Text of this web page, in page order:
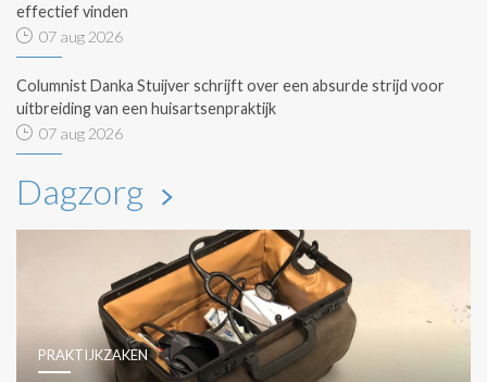
effectief vinden
07 aug 2026
Columnist Danka Stuijver schrijft over een absurde strijd voor
uitbreiding van een huisartsenpraktijk
07 aug 2026
Dagzorg
PRAKTIJKZAKEN